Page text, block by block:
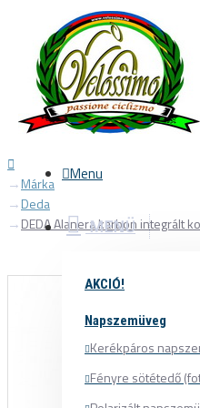
Menu
Your Cart
Menu
MENÜ
AKCIÓ!
Napszemüveg
Kerékpáros
Fényre sötétedő
Márka
Deda
DEDA Alanera karbon integrált